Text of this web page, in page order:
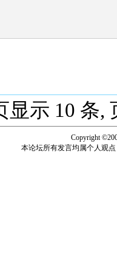
显示 10 条,
Copyright
本论坛所有发言均属个人观